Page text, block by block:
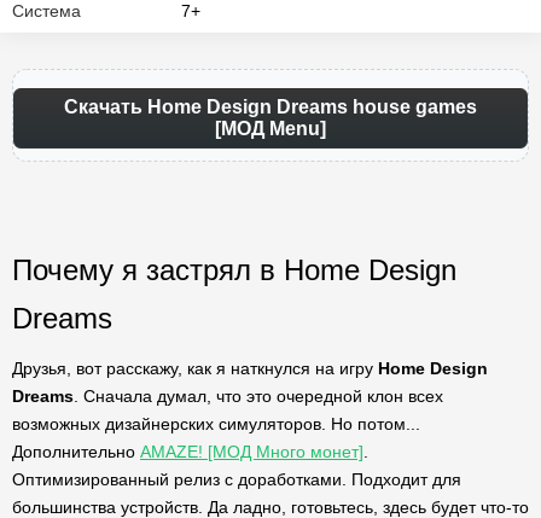
Система 7+
Скачать Home Design Dreams house games
[МОД Menu]
Почему я застрял в Home Design
Dreams
Друзья, вот расскажу, как я наткнулся на игру Home Design
Dreams . Сначала думал, что это очередной клон всех
возможных дизайнерских симуляторов. Но потом...
Дополнительно AMAZE! [МОД Много монет]
Оптимизированный релиз с доработками. Подходит для
большинства устройств. Да ладно, готовьтесь, здесь будет что-то